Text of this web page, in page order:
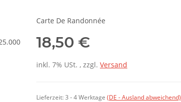
Carte De Randonnée
18,50 €
inkl. 7% USt. , zzgl. Versand
Lieferzeit:3 - 4 Werktage (DE - Ausland abweichend)